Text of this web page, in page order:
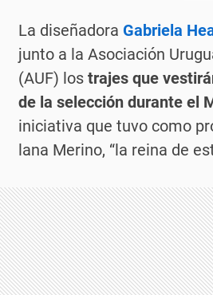
La diseñadora Gabriela
junto a la Asociación
(AUF) los trajes que
de la selección durante el
iniciativa que tuvo como
lana Merino, “la reina de